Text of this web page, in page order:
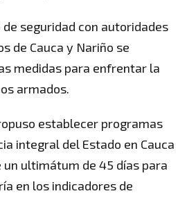
de seguridad con autoridades
de Cauca y Nariño se
medidas para enfrentar la
armados.
establecer programas
integral del Estado en Cauca
un ultimátum de 45 días para
en los indicadores de